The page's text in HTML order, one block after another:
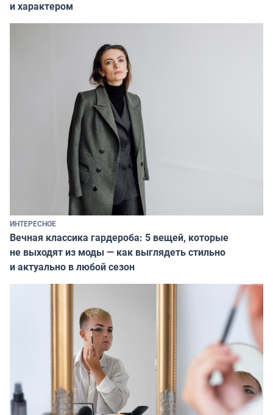
и характером
ИНТЕРЕСНОЕ
Вечная классика гардероба: 5 вещей, которые
не выходят из моды — как выглядеть стильно
и актуально в любой сезон